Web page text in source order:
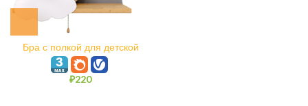
Бра с полкой для детской
комнаты
₽220